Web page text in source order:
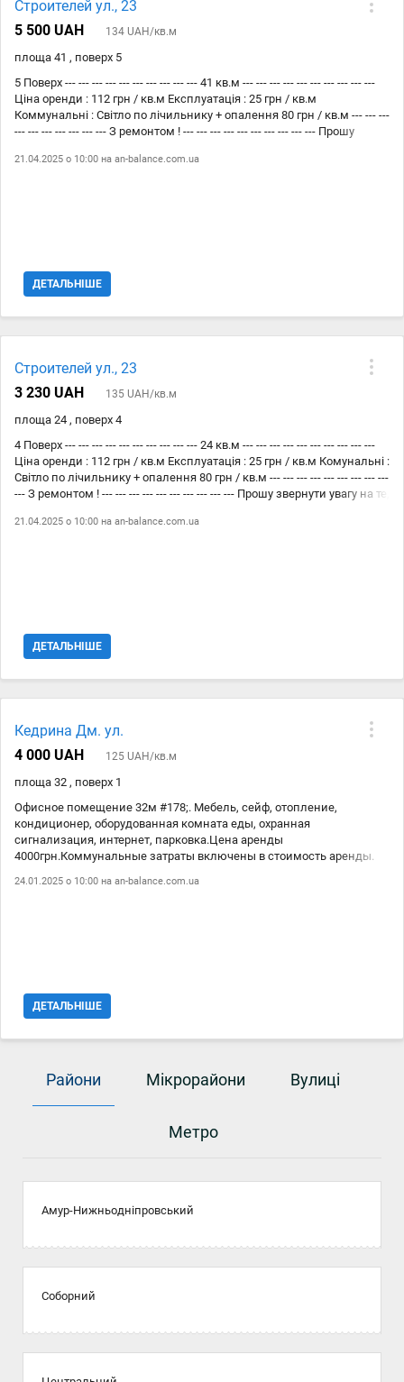
Строителей ул., 23
5 500 UAH
134 UAH/кв.м
площа 41 , поверх 5
5 Поверх --- --- --- --- --- --- --- --- --- --- 41 кв.м --- --- --- --- --- --- --- --- --- ---
Ціна оренди : 112 грн / кв.м Експлуатація : 25 грн / кв.м
Коммунальні : Світло по лічильнику + опалення 80 грн / кв.м --- --- ---
--- --- --- --- --- --- --- З ремонтом ! --- --- --- --- --- --- --- --- --- --- Прошу
приміщення додається + 20% ( у ці % входить приміщення вільного
21.04.2025 о 10:00 на an-balance.com.ua
ДЕТАЛЬНІШЕ
Строителей ул., 23
3 230 UAH
135 UAH/кв.м
площа 24 , поверх 4
4 Поверх --- --- --- --- --- --- --- --- --- --- 24 кв.м --- --- --- --- --- --- --- --- --- ---
Ціна оренди : 112 грн / кв.м Експлуатація : 25 грн / кв.м Комунальні :
Світло по лічильнику + опалення 80 грн / кв.м --- --- --- --- --- --- --- --- ---
--- З ремонтом ! --- --- --- --- --- --- --- --- --- --- Прошу звернути увагу на те,
20% ( у ці % входить приміщення вільного призначення ( коридор,
21.04.2025 о 10:00 на an-balance.com.ua
ДЕТАЛЬНІШЕ
Кедрина Дм. ул.
4 000 UAH
125 UAH/кв.м
площа 32 , поверх 1
Офисное помещение 32м #178;. Мебель, сейф, отопление,
кондиционер, оборудованная комната еды, охранная
сигнализация, интернет, парковка.Цена аренды
4000грн.Коммунальные затраты включены в стоимость аренды.
24.01.2025 о 10:00 на an-balance.com.ua
ДЕТАЛЬНІШЕ
Райони Мікрорайони Вулиці
Метро
Амур-Нижньодніпровський
Соборний